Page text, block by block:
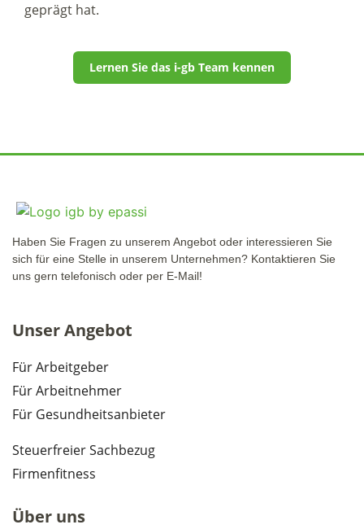
geprägt hat.
Lernen Sie das i-gb Team kennen
Haben Sie Fragen zu unserem Angebot oder interessieren Sie
sich für eine Stelle in unserem Unternehmen? Kontaktieren Sie
uns gern telefonisch oder per E-Mail!
Unser Angebot
Für Arbeitgeber
Für Arbeitnehmer
Für Gesundheitsanbieter
Steuerfreier Sachbezug
Firmenfitness
Über uns